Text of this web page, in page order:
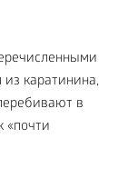
каратинина,
в
«почти